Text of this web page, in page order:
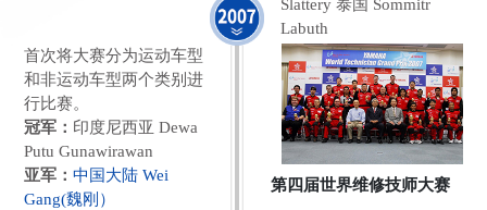
Slattery 泰国 Sommitr
Labuth
首次将大赛分为运动车型
和非运动车型两个类别进
行比赛。
冠军： 印度尼西亚 Dewa
Putu Gunawirawan
亚军：中国大陆 Wei
Gang(魏刚）
第四届世界维修技师大赛